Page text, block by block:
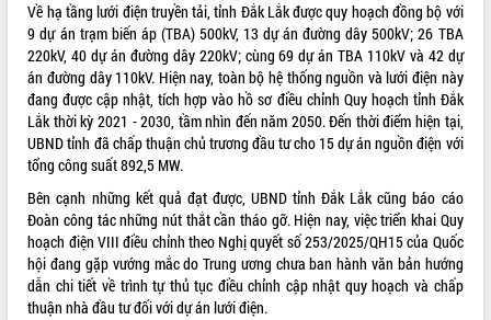
Tất cả:
66097477
Về hạ tầng lưới điện truyền tải, tỉnh Đắk Lắk được quy hoạch đồng bộ với
9 dự án trạm biến áp (TBA) 500kV, 13 dự án đường dây 500kV; 26 TBA
220kV, 40 dự án đường dây 220kV; cùng 69 dự án TBA 110kV và 42 dự
án đường dây 110kV. Hiện nay, toàn bộ hệ thống nguồn và lưới điện này
đang được cập nhật, tích hợp vào hồ sơ điều chỉnh Quy hoạch tỉnh Đắk
Lắk thời kỳ 2021 - 2030, tầm nhìn đến năm 2050. Đến thời điểm hiện tại,
UBND tỉnh đã chấp thuận chủ trương đầu tư cho 15 dự án nguồn điện với
tổng công suất 892,5 MW.
Bên cạnh những kết quả đạt được, UBND tỉnh Đắk Lắk cũng báo cáo
Đoàn công tác những nút thắt cần tháo gỡ. Hiện nay, việc triển khai Quy
hoạch điện VIII điều chỉnh theo Nghị quyết số 253/2025/QH15 của Quốc
hội đang gặp vướng mắc do Trung ương chưa ban hành văn bản hướng
dẫn chi tiết về trình tự thủ tục điều chỉnh cập nhật quy hoạch và chấp
thuận nhà đầu tư đối với dự án lưới điện.